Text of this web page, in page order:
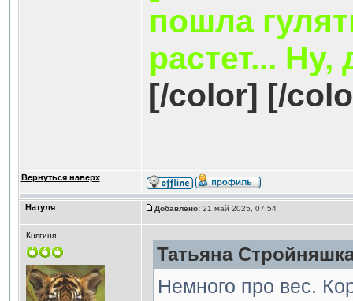
пошла
растет...
[/color] [/
Вернуться наверх
Натуля Добавлено:21 май 2025, 07:54
Княгиня
Татьяна
Немного про вес.